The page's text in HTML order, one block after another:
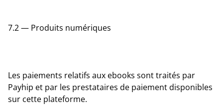
7.2 — Produits numériques
Les paiements relatifs aux ebooks sont traités par
Payhip et par les prestataires de paiement disponibles
sur cette plateforme.